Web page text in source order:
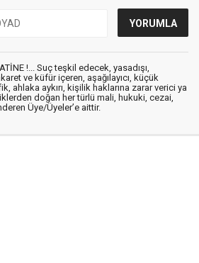
!... Suç teşkil edecek, yasadışı,
ve küfür içeren, aşağılayıcı, küçük
ahlaka aykırı, kişilik haklarına zarar verici ya
doğan her türlü mali, hukuki, cezai,
Üye/Üyeler’e aittir.